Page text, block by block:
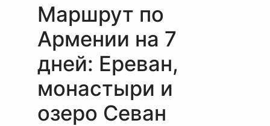
Маршрут по
Армении на 7
дней: Ереван,
монастыри и
озеро Севан